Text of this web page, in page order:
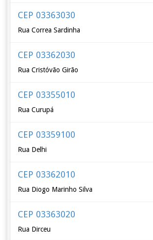
CEP 03363030
Rua Correa Sardinha
CEP 03362030
Rua Cristóvão Girão
CEP 03355010
Rua Curupá
CEP 03359100
Rua Delhi
CEP 03362010
Rua Diogo Marinho Silva
CEP 03363020
Rua Dirceu